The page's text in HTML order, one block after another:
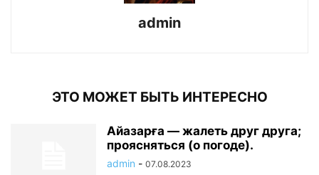
admin
ЭТО МОЖЕТ БЫТЬ ИНТЕРЕСНО
Айазарға — жалеть друг друга;
проясняться (о погоде).
admin - 07.08.2023